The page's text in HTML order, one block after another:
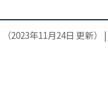
（2023年11月24日 更新） |